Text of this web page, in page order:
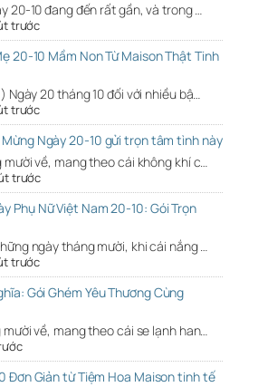
20-10 đang đến rất gần, và trong …
trước
20-10 Mầm Non Từ Maison Thật Tinh
Ngày 20 tháng 10 đối với nhiều bậ…
trước
Ngày 20-10 gửi trọn tâm tình này
mười về, mang theo cái không khí c…
trước
Phụ Nữ Việt Nam 20-10: Gói Trọn
ngày tháng mười, khi cái nắng …
trước
Gói Ghém Yêu Thương Cùng
về, mang theo cái se lạnh han…
Đơn Giản từ Tiệm Hoa Maison tinh tế